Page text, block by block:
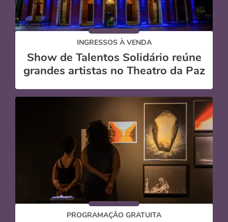
INGRESSOS À VENDA
Show de Talentos Solidário reúne
grandes artistas no Theatro da Paz
PROGRAMAÇÃO GRATUITA